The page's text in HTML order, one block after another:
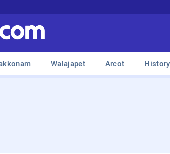
Walajapet Arcot History